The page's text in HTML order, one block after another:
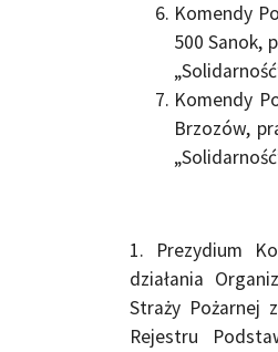
Komendy
500 Sanok,
Komendy
Brzozów,
1. Prezydium
działania
Straży Pożarnej
Rejestru